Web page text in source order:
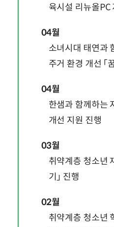
육시설 리뉴올PC
04월
소녀시대 태연과
주거 환경 개선 「
04월
한샘과 함께하는
개선 지원 진행
03월
취약계층 청소년
기」 진행
02월
취약계층 청소년